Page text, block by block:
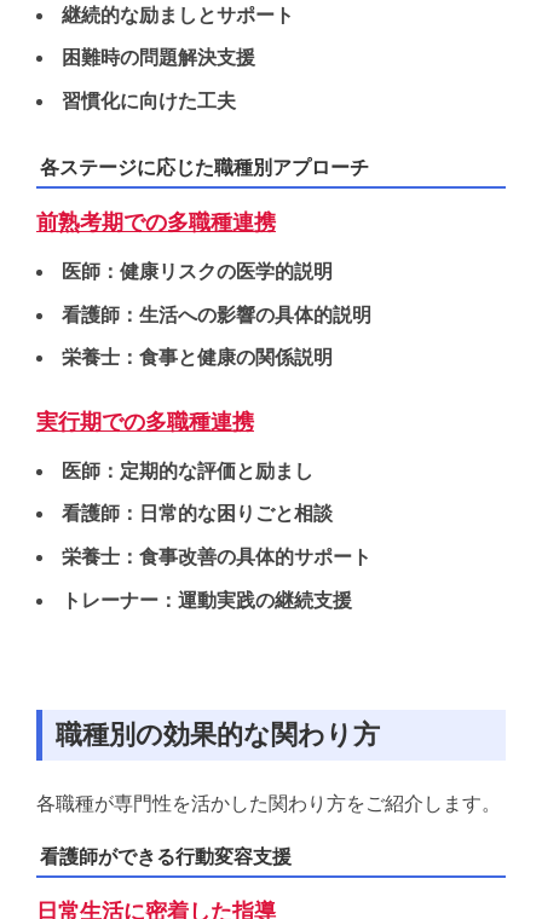
継続的な励ましとサポート
困難時の問題解決支援
習慣化に向けた工夫
各ステージに応じた職種別アプローチ
前熟考期での多職種連携
医師：健康リスクの医学的説明
看護師：生活への影響の具体的説明
栄養士：食事と健康の関係説明
実行期での多職種連携
医師：定期的な評価と励まし
看護師：日常的な困りごと相談
栄養士：食事改善の具体的サポート
トレーナー：運動実践の継続支援
職種別の効果的な関わり方
各職種が専門性を活かした関わり方をご紹介します。
看護師ができる行動変容支援
日常生活に密着した指導